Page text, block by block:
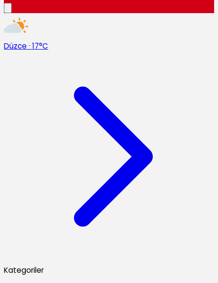
Düzce · 17°C
Kategoriler